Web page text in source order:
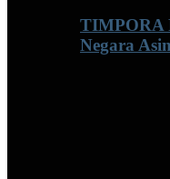
TIMPORA
Negara